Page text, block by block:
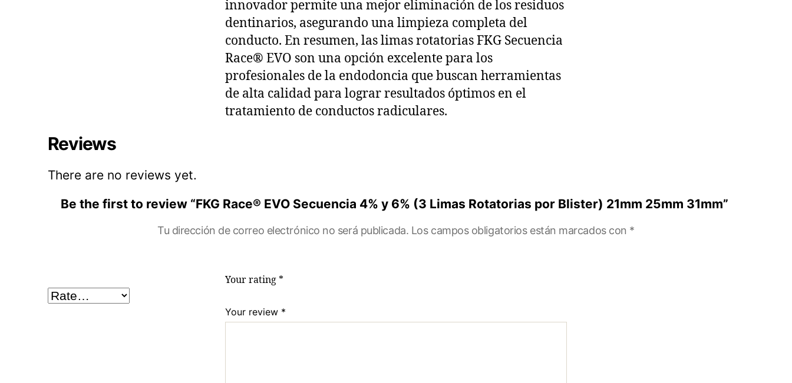
innovador permite una mejor eliminación de los residuos
dentinarios, asegurando una limpieza completa del
conducto. En resumen, las limas rotatorias FKG Secuencia
Race® EVO son una opción excelente para los
profesionales de la endodoncia que buscan herramientas
de alta calidad para lograr resultados óptimos en el
tratamiento de conductos radiculares.
Reviews
There are no reviews yet.
Be the first to review “FKG Race® EVO Secuencia 4% y 6% (3 Limas Rotatorias por Blister) 21mm 25mm 31mm”
Tu dirección de correo electrónico no será publicada. Los campos obligatorios están marcados con *
Your rating *
Your review *